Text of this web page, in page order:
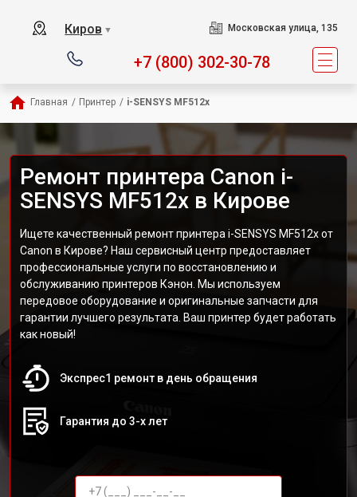
Киров ▼ Московская улица, 135
+7 (800) 302-30-78
Главная / Принтер / i-SENSYS MF512x
Ремонт принтера Canon i-
SENSYS MF512x в Кирове
Ищете качественный ремонт принтера i-SENSYS MF512x от
Canon в Кирове? Наш сервисный центр предоставляет
профессиональные услуги по восстановлению и
обслуживанию принтеров Кэнон. Мы используем
передовое оборудование и оригинальные запчасти для
гарантии лучшего результата. Ваш принтер будет работать
как новый!
Экспрес1 ремонт в день обращения
Гарантия до 3-х лет